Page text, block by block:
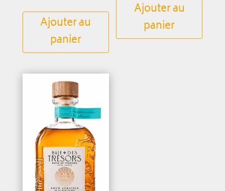
Ajouter au
panier
Ajouter au
panier